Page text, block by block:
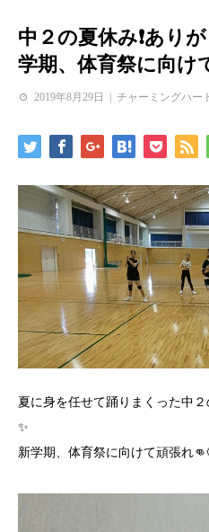
中２の夏休み❗️あり
学期、体育祭に向け
2019年8月29日 チャーミングハー
夏に身を任せて踊りまくった中２
✨
新学期、体育祭に向けて頑張れ